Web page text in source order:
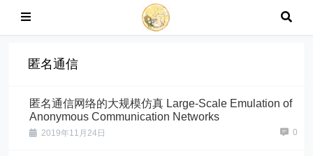
匿名通信
匿名通信网络的大规模仿真 Large-Scale Emulation of
Anonymous Communication Networks
2019年11月24日 0